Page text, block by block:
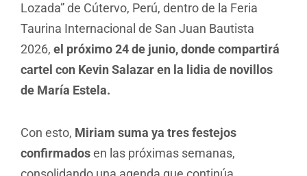
Lozada” de Cútervo, Perú, dentro de la Feria
Taurina Internacional de San Juan Bautista
2026, el próximo 24 de junio, donde compartirá
cartel con Kevin Salazar en la lidia de novillos
de María Estela.
Con esto, Miriam suma ya tres festejos
confirmadosen las próximas semanas,